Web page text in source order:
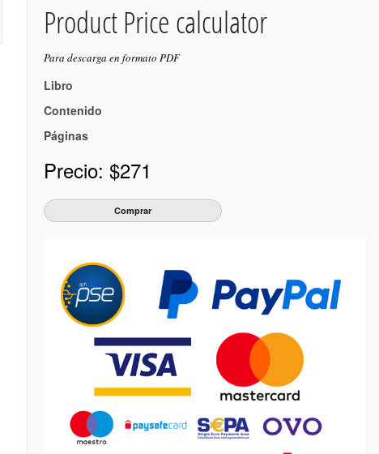
Product Price calculator
Para descarga en formato PDF
Libro
Contenido
Páginas
Precio: $271